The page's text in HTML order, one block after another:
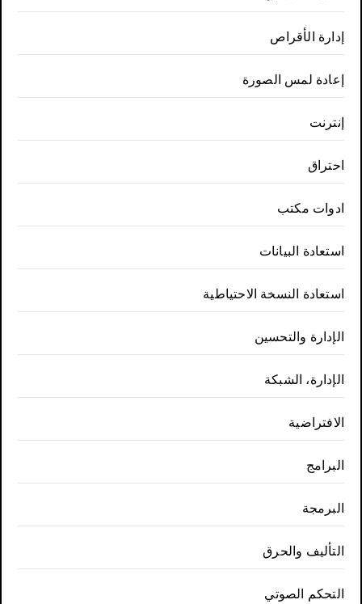
إدارة الأقراص
إعادة لمس الصورة
إنترنت
احتراق
ادوات مكتب
استعادة البيانات
استعادة النسخة الاحتياطية
الإدارة والتحسين
الإدارة، الشبكة
الافتراضية
البرامج
البرمجة
التأليف والحرق
التحكم الصوتي